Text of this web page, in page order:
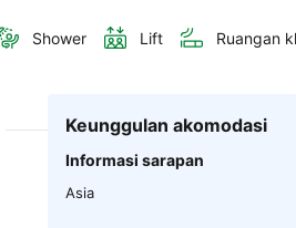
Shower Lift Ruangan
Keunggulan akomodasi
Informasi sarapan
Asia